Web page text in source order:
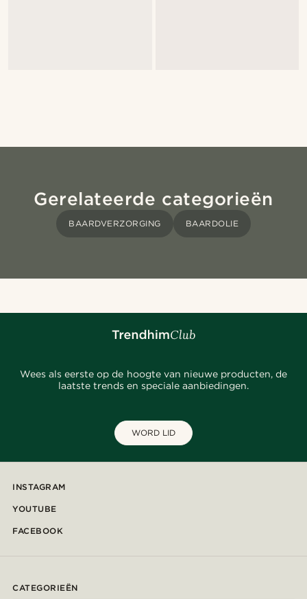
Gerelateerde categorieën
BAARDVERZORGING BAARDOLIE
Wees als eerste op de hoogte van nieuwe producten, de
laatste trends en speciale aanbiedingen.
WORD LID
INSTAGRAM
YOUTUBE
FACEBOOK
CATEGORIEËN